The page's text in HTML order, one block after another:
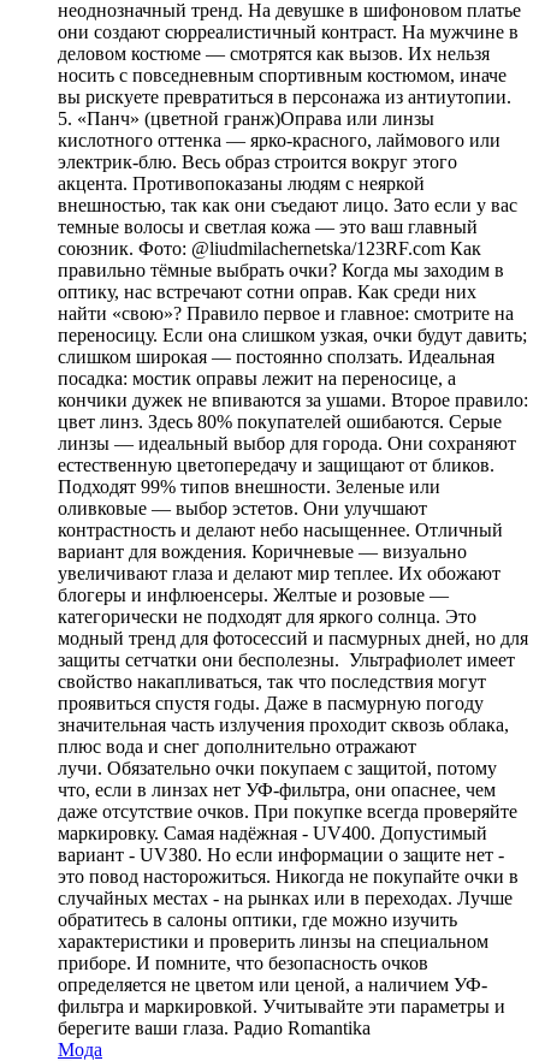
неоднозначный тренд. На девушке в шифоновом платье
они создают сюрреалистичный контраст. На мужчине в
деловом костюме — смотрятся как вызов. Их нельзя
носить с повседневным спортивным костюмом, иначе
вы рискуете превратиться в персонажа из антиутопии.
5. «Панч» (цветной гранж)Оправа или линзы
кислотного оттенка — ярко-красного, лаймового или
электрик-блю. Весь образ строится вокруг этого
акцента. Противопоказаны людям с неяркой
внешностью, так как они съедают лицо. Зато если у вас
темные волосы и светлая кожа — это ваш главный
союзник. Фото: @liudmilachernetska/123RF.com Как
правильно тёмные выбрать очки? Когда мы заходим в
оптику, нас встречают сотни оправ. Как среди них
найти «свою»? Правило первое и главное: смотрите на
переносицу. Если она слишком узкая, очки будут давить;
слишком широкая — постоянно сползать. Идеальная
посадка: мостик оправы лежит на переносице, а
кончики дужек не впиваются за ушами. Второе правило:
цвет линз. Здесь 80% покупателей ошибаются. Серые
линзы — идеальный выбор для города. Они сохраняют
естественную цветопередачу и защищают от бликов.
Подходят 99% типов внешности. Зеленые или
оливковые — выбор эстетов. Они улучшают
контрастность и делают небо насыщеннее. Отличный
вариант для вождения. Коричневые — визуально
увеличивают глаза и делают мир теплее. Их обожают
блогеры и инфлюенсеры. Желтые и розовые —
категорически не подходят для яркого солнца. Это
модный тренд для фотосессий и пасмурных дней, но для
защиты сетчатки они бесполезны. Ультрафиолет имеет
свойство накапливаться, так что последствия могут
проявиться спустя годы. Даже в пасмурную погоду
значительная часть излучения проходит сквозь облака,
плюс вода и снег дополнительно отражают
лучи. Обязательно очки покупаем с защитой, потому
что, если в линзах нет УФ-фильтра, они опаснее, чем
даже отсутствие очков. При покупке всегда проверяйте
маркировку. Самая надёжная - UV400. Допустимый
вариант - UV380. Но если информации о защите нет -
это повод насторожиться. Никогда не покупайте очки в
случайных местах - на рынках или в переходах. Лучше
обратитесь в салоны оптики, где можно изучить
характеристики и проверить линзы на специальном
приборе. И помните, что безопасность очков
определяется не цветом или ценой, а наличием УФ-
фильтра и маркировкой. Учитывайте эти параметры и
берегите ваши глаза. Радио Romantika
Мода